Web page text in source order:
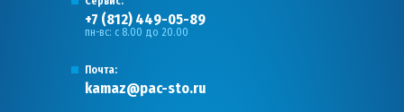
+7 (812) 449-05-89
пн-вс: с 8.00 до 20.00
Почта:
kamaz@pac-sto.ru